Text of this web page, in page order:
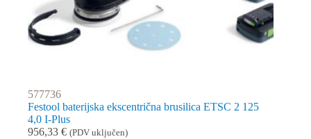
577736
Festool baterijska ekscentrična brusilica ETSC 2 125
4,0 I-Plus
956,33 € (PDV uključen)